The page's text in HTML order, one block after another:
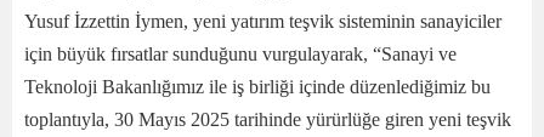
Yusuf İzzettin İymen, yeni yatırım teşvik sisteminin sanayiciler
için büyük fırsatlar sunduğunu vurgulayarak, “Sanayi ve
Teknoloji Bakanlığımız ile iş birliği içinde düzenlediğimiz bu
toplantıyla, 30 Mayıs 2025 tarihinde yürürlüğe giren yeni teşvik